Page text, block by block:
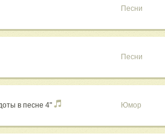
Песни
Песни
в песне 4" Юмор